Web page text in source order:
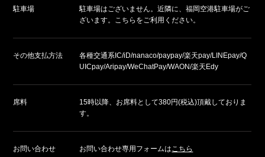
駐車場
駐車場はございません。近隣に、福岡空港駐車場がご
ざいます。こちらをご利用ください。
その他支払方法
各種交通系IC/iD/nanaco/paypay/楽天pay/LINEpay/Q
UICpay/Aripay/WeChatPay/WAON/楽天Edy
席料
15時以降、お席料として380円(税込)頂戴しておりま
す。
お問い合わせ お問い合わせ専用フォームはこちら